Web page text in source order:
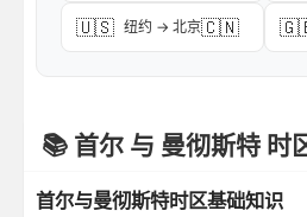
🇺🇸 纽约 → 北京🇨🇳
📚 首尔 与 曼彻斯特 时
首尔与曼彻斯特时区基础知识